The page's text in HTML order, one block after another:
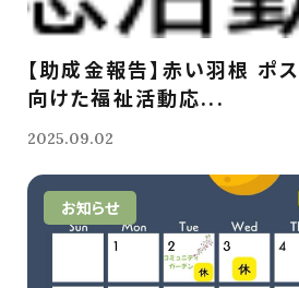
【助成金報告】赤い羽根 ポ
向けた福祉活動応...
2025.09.02
お知らせ